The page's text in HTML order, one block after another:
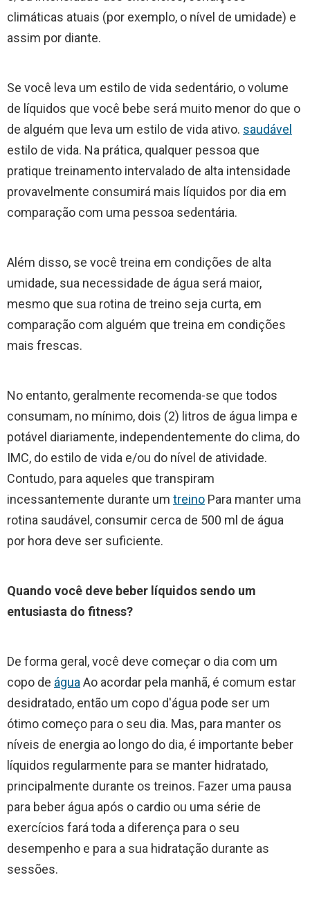
climáticas atuais (por exemplo, o nível de umidade) e
assim por diante.
Se você leva um estilo de vida sedentário, o volume
de líquidos que você bebe será muito menor do que o
de alguém que leva um estilo de vida ativo. saudável
estilo de vida. Na prática, qualquer pessoa que
pratique treinamento intervalado de alta intensidade
provavelmente consumirá mais líquidos por dia em
comparação com uma pessoa sedentária.
Além disso, se você treina em condições de alta
umidade, sua necessidade de água será maior,
mesmo que sua rotina de treino seja curta, em
comparação com alguém que treina em condições
mais frescas.
No entanto, geralmente recomenda-se que todos
consumam, no mínimo, dois (2) litros de água limpa e
potável diariamente, independentemente do clima, do
IMC, do estilo de vida e/ou do nível de atividade.
Contudo, para aqueles que transpiram
incessantemente durante um treino Para manter uma
rotina saudável, consumir cerca de 500 ml de água
por hora deve ser suficiente.
Quando você deve beber líquidos sendo um
entusiasta do fitness?
De forma geral, você deve começar o dia com um
copo de água Ao acordar pela manhã, é comum estar
desidratado, então um copo d'água pode ser um
ótimo começo para o seu dia. Mas, para manter os
níveis de energia ao longo do dia, é importante beber
líquidos regularmente para se manter hidratado,
principalmente durante os treinos. Fazer uma pausa
para beber água após o cardio ou uma série de
exercícios fará toda a diferença para o seu
desempenho e para a sua hidratação durante as
sessões.